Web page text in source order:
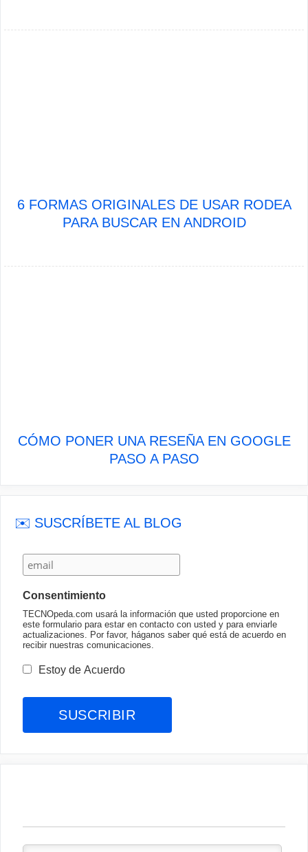
6 FORMAS ORIGINALES DE USAR RODEA
PARA BUSCAR EN ANDROID
CÓMO PONER UNA RESEÑA EN GOOGLE
PASO A PASO
✉️ SUSCRÍBETE AL BLOG
Consentimiento
TECNOpeda.com usará la información que usted proporcione en
este formulario para estar en contacto con usted y para enviarle
actualizaciones. Por favor, háganos saber qué está de acuerdo en
recibir nuestras comunicaciones.
Estoy de Acuerdo